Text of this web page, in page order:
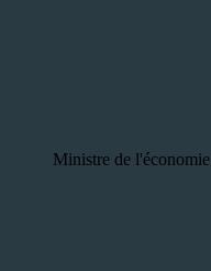
Ministre de l'économie